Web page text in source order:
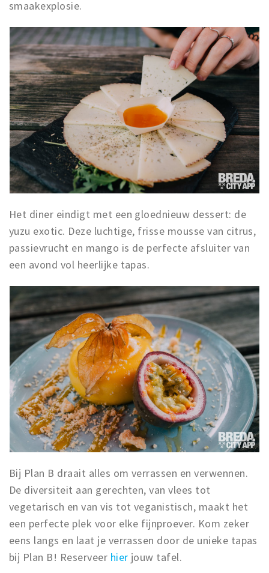
smaakexplosie.
Het diner eindigt met een gloednieuw dessert: de
yuzu exotic. Deze luchtige, frisse mousse van citrus,
passievrucht en mango is de perfecte afsluiter van
een avond vol heerlijke tapas.
Bij Plan B draait alles om verrassen en verwennen.
De diversiteit aan gerechten, van vlees tot
vegetarisch en van vis tot veganistisch, maakt het
een perfecte plek voor elke fijnproever. Kom zeker
eens langs en laat je verrassen door de unieke tapas
bij Plan B! Reserveer hier jouw tafel.